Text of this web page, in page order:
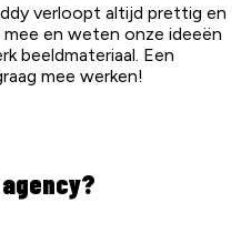
verloopt altijd prettig en
en weten onze ideeën
beeldmateriaal. Een
mee werken!